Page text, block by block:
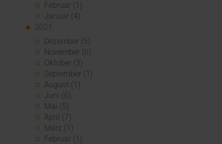
Februar (1)
Januar (4)
2021
Dezember (5)
November (6)
Oktober (3)
September (1)
August (1)
Juni (6)
Mai (5)
April (7)
März (1)
Februar (1)